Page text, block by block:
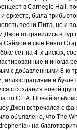
в Carnegie Hall,
и оркестр, была
песни Пита, но и
Джон отправились в
Саймон и сын Ринго
сет на 4-х дисках,
и иногда
с добавленными 8-ю
иллюстрациями и
с создания новой
по США. Новый альбом
Джон встречался с
объявлено, что The
на